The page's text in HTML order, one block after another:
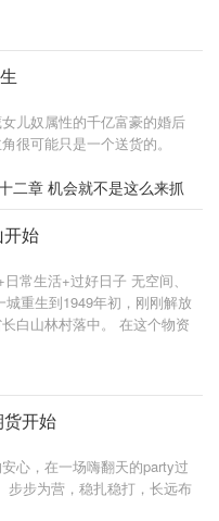
的：娱乐圈颜值天花板的当
娱乐圈等一个人未果的女明
我的已婚前电视台女主持，
成筹码需要陪伴和关心的知
房车陪我走过两百多个城市
过也恨过最后却成了我一
儿奴属性的千亿富豪的婚后
很可能只是一个送货的。
二章 机会就不是这么来抓
始
常生活+过好日子 无空间、
重生到1949年初，刚刚解放
白山林村落中。 在这个物资
，千年成形的人参娃娃，满
桃。 香嫩可口的飞龙，看到
树林成群的灰贼。 数百斤的
舔一口就能吓死人的山神
的五大仙，黑水白山，尽在
开始
心，在一场嗨翻天的party过
步步为营，稳扎稳打，长远布